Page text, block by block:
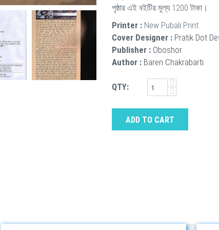
পৃষ্ঠার এই বইটির মূল্য 1200 টাকা।
Printer : New Pubali Print
Cover Designer : Pratik Dot
Publisher : Oboshor
Author : Baren Chakrabarti
QTY:
ADD TO CART